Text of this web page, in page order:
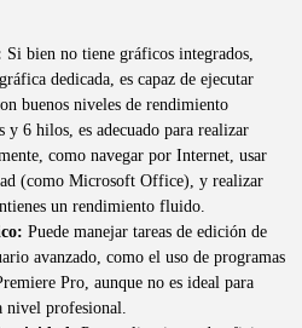
Si bien no tiene gráficos integrados,
dedicada, es capaz de ejecutar
buenos niveles de rendimiento
y 6 hilos, es adecuado para realizar
como navegar por Internet, usar
(como Microsoft Office), y realizar
un rendimiento fluido.
Puede manejar tareas de edición de
avanzado, como el uso de programas
Pro, aunque no es ideal para
nivel profesional.